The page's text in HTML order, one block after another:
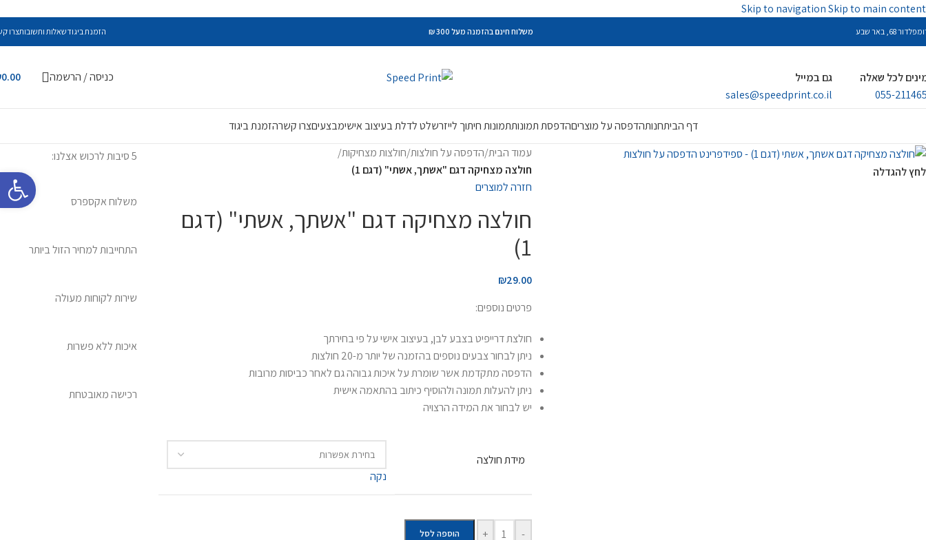
Skip to navigationSkip to main content
68, באר שבע משלוח חינם בהזמנה מעל 300 ₪ הזמנת ביגודשאלות ותשובותצרו
לכל שאלה
055-
גם במייל
sales@speedprint.co.il
כניסה / הרשמה 0.00
דף הביתחנותהדפסה על מוצריםהדפסת תמונותתמונות חיתוך לייזרשלט לדלת בעיצוב אישימבצעיםצרו קשרהזמנת ביגוד
לחץ להגדלה
עמוד הבית/הדפסה על חולצות/חולצות מצחיקות/
חולצה מצחיקה דגם "אשתך, אשתי" (דגם 1)
חזרה למוצרים
חולצה מצחיקה דגם "אשתך, אשתי" (דגם
1)
₪29.00
פרטים נוספים:
חולצת דרייפיט בצבע לבן, בעיצוב אישי על פי בחירתך
ניתן לבחור צבעים נוספים בהזמנה של יותר מ-20 חולצות
הדפסה מתקדמת אשר שומרת על איכות גבוהה גם לאחר כביסות מרובות
ניתן להעלות תמונה ולהוסיף כיתוב בהתאמה אישית
יש לבחור את המידה הרצויה
מידת חולצה
נקה
-
+ הוספה לסל
5 סיבות לרכוש אצלנו:
משלוח אקספרס
התחייבות למחיר הזול ביותר
שירות לקוחות מעולה
איכות ללא פשרות
רכישה מאובטחת
פתח